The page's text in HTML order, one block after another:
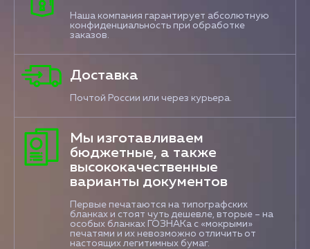
Наша компания гарантирует абсолютную
конфиденциальность при обработке
заказов.
Доставка
Почтой России или через курьера.
Мы изготавливаем
бюджетные, а также
высококачественные
варианты документов
Первые печатаются на типографских
бланках и стоят чуть дешевле, вторые – на
особых бланках ГОЗНАКа с «мокрыми»
печатями и их невозможно отличить от
настоящих легитимных бумаг.